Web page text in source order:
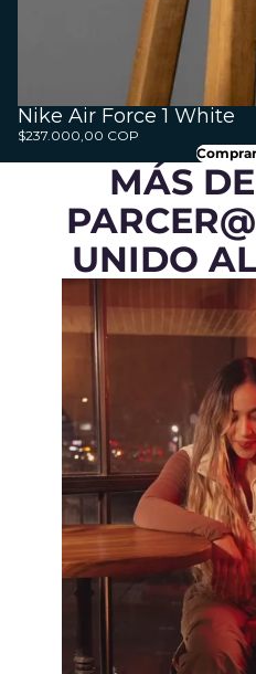
Nike Air Force 1 White
$237.000,00 COP
MÁS
UNIDO